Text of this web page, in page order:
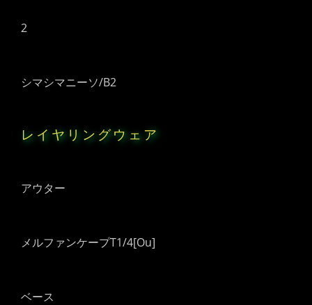
2
シマシマニーソ/B2
レイヤリングウェア
アウター
メルファンケープT1/4[Ou]
ベース